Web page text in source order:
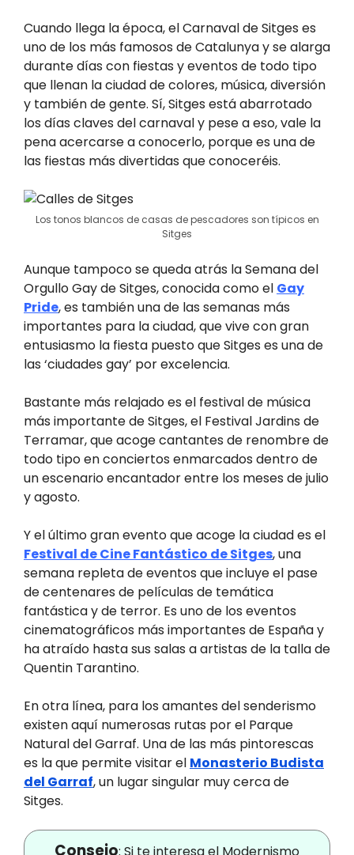
Cuando llega la época, el Carnaval de Sitges es
uno de los más famosos de Catalunya y se alarga
durante días con fiestas y eventos de todo tipo
que llenan la ciudad de colores, música, diversión
y también de gente. Sí, Sitges está abarrotado
los días claves del carnaval y pese a eso, vale la
pena acercarse a conocerlo, porque es una de
las fiestas más divertidas que conoceréis.
Los tonos blancos de casas de pescadores son típicos en
Sitges
Aunque tampoco se queda atrás la Semana del
Orgullo Gay de Sitges, conocida como el Gay
Pride, es también una de las semanas más
importantes para la ciudad, que vive con gran
entusiasmo la fiesta puesto que Sitges es una de
las ‘ciudades gay’ por excelencia.
Bastante más relajado es el festival de música
más importante de Sitges, el Festival Jardins de
Terramar, que acoge cantantes de renombre de
todo tipo en conciertos enmarcados dentro de
un escenario encantador entre los meses de julio
y agosto.
Y el último gran evento que acoge la ciudad es el
Festival de Cine Fantástico de Sitges, una
semana repleta de eventos que incluye el pase
de centenares de películas de temática
fantástica y de terror. Es uno de los eventos
cinematográficos más importantes de España y
ha atraído hasta sus salas a artistas de la talla de
Quentin Tarantino.
En otra línea, para los amantes del senderismo
existen aquí numerosas rutas por el Parque
Natural del Garraf. Una de las más pintorescas
es la que permite visitar el Monasterio Budista
del Garraf, un lugar singular muy cerca de
Sitges.
Consejo